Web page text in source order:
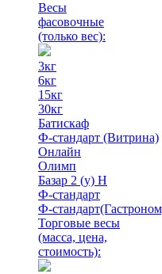
Весы
фасовочные
(только вес):
3кг
6кг
15кг
30кг
Батискаф
Ф-стандарт (Витрина)
Онлайн
Олимп
Базар 2 (у) Н
Ф-стандарт
Ф-
Торговые весы
(масса, цена,
стоимость):